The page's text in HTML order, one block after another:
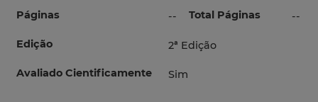
Páginas -- Total Páginas --
Edição 2ª Edição
Avaliado Cientificamente Sim